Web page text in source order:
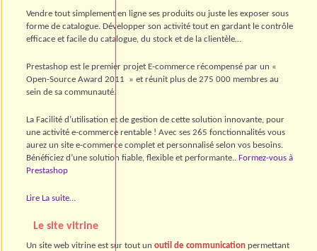
Vendre tout simplement en ligne ses produits ou juste les exposer sous
forme de catalogue. Développer son activité tout en gardant le contrôle
efficace et facile du catalogue, du stock et de la clientèle…
Prestashop est le premier projet E-commerce récompensé par un «
Open-Source Award 2011 » et réunit plus de 275 000 membres au
sein de sa communauté.
La Facilité d’utilisation et de gestion de cette solution innovante, pour
une activité e-commerce rentable ! Avec ses 265 fonctionnalités vous
aurez un site e-commerce complet et personnalisé selon vos besoins.
Bénéficiez d’une solution fiable, flexible et performante.. Formez-vous à
Prestashop
Lire La suite…
Le site vitrine
Un site web vitrine est sur tout un outil de communicationpermettant